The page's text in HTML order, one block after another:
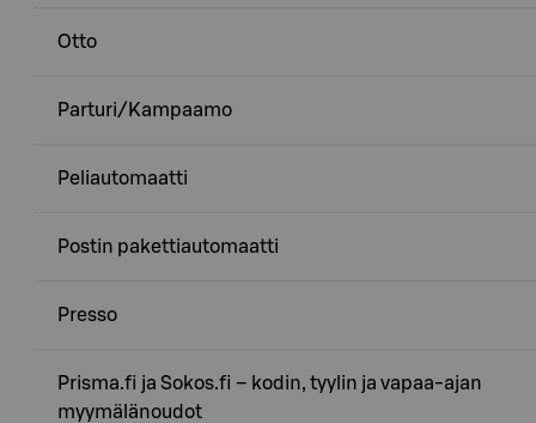
Otto
Parturi/Kampaamo
Peliautomaatti
Postin pakettiautomaatti
Presso
Prisma.fi ja Sokos.fi – kodin, tyylin ja vapaa-ajan
myymälänoudot